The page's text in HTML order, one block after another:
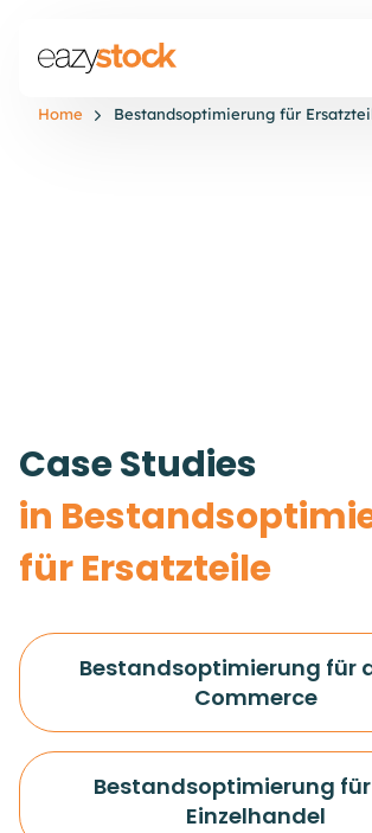
Home Bestandsoptimierung für
Case Studies
in
für Ersatzteile
Bestandsoptimierung für
Commerce
Bestandsoptimierung
Einzelhandel